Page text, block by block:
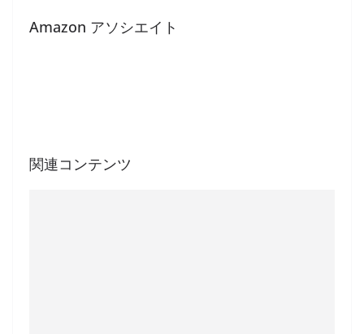
Amazon アソシエイト
関連コンテンツ